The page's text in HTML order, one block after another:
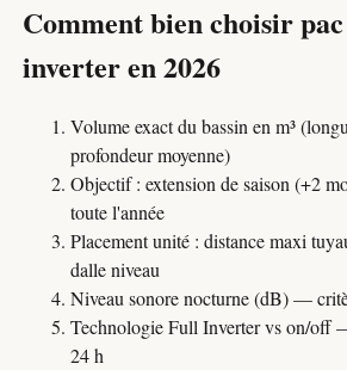
Comment bien choisir
inverter en 2026
Volume exact du bassin en m³
profondeur moyenne)
Objectif : extension de saison (+2
toute l'année
Placement unité : distance maxi
dalle niveau
Niveau sonore nocturne (dB) —
Technologie Full Inverter vs on/off
24 h